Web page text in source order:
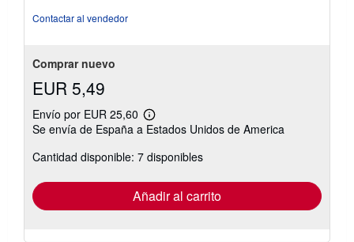
Contactar al vendedor
Comprar nuevo
EUR 5,49
Envío por EUR 25,60
Más
información
las
tarifas
envío
Se envía de España a Estados Unidos de America
Cantidad disponible: 7 disponibles
Añadir al carrito